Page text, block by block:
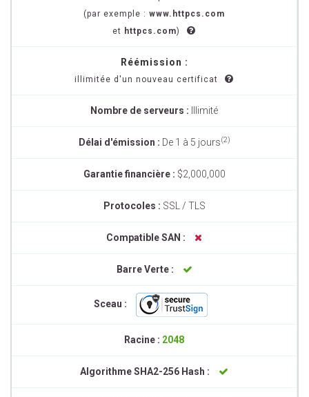
(par exemple : www.httpcs.com
et httpcs.com)
Réémission :
illimitée d'un nouveau certificat
Nombre de serveurs : Illimité
Délai d'émission : De 1 à 5 jours(2)
Garantie financière : $2,000,000
Protocoles : SSL / TLS
Compatible SAN :
Barre Verte :
Sceau :
Racine : 2048
Algorithme SHA2-256 Hash :